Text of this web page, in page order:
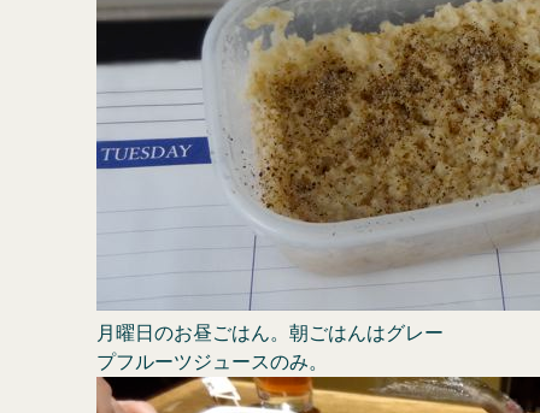
月曜日のお昼ごはん。朝ごはんはグレー
プフルーツジュースのみ。